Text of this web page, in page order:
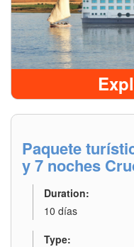
Paquete
y 7 noches
Duration:
10 días
Type: